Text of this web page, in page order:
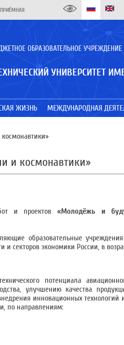
ОБРАЗОВАТЕЛЬНОЕ
УНИВЕРСИТЕТ
ЖИЗНЬ МЕЖДУНАРОДНАЯ
и космонавтики»
и проектов«Молодёжь и
образовательные
секторов экономики России, в
потенциала
улучшению качества
инновационных технологий
по направлениям: